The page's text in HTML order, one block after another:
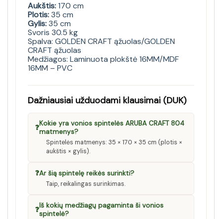
Aukštis:170 cm
Plotis:35 cm
Gylis:35 cm
Svoris 30.5 kg
Spalva: GOLDEN CRAFT ąžuolas/GOLDEN
CRAFT ąžuolas
Medžiagos: Laminuota plokštė 16MM/MDF
16MM – PVC
Dažniausiai užduodami klausimai (DUK)
❓Kokie yra vonios spintelės ARUBA CRAFT 804
matmenys?
Spintelės matmenys: 35 × 170 × 35 cm (plotis ×
aukštis × gylis).
❓Ar šią spintelę reikės surinkti?
Taip, reikalingas surinkimas.
❓Iš kokių medžiagų pagaminta ši vonios
spintelė?